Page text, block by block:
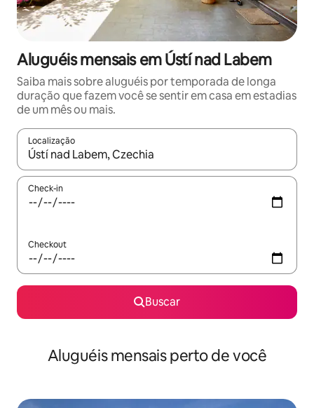
Aluguéis mensais em Ústí nad Labem
Saiba mais sobre aluguéis por temporada de longa
duração que fazem você se sentir em casa em estadias
de um mês ou mais.
Localização
Quando os resultados estiverem disponíveis, explore-os
Check-in
Checkout
Buscar
Aluguéis mensais perto de você